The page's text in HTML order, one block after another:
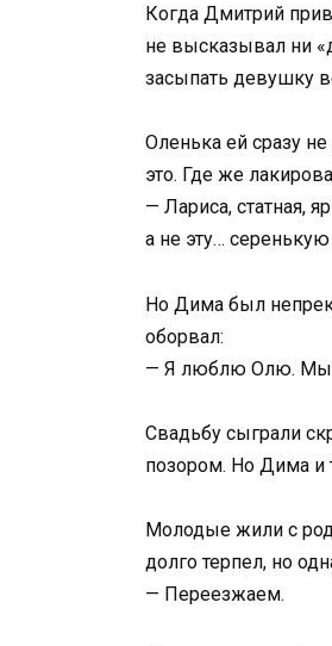
Когда Дмитрий
не высказывал ни
засыпать девушку
Оленька ей сразу
это. Где же
— Лариса, статная,
а не эту…
Но Дима был
оборвал:
— Я люблю Олю. Мы
Свадьбу сыграли
позором. Но Дима и
Молодые жили с
долго терпел, но
— Переезжаем.